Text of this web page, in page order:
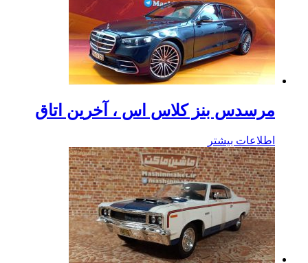
مرسدس بنز کلاس اس ، آخرین اتاق
اطلاعات بیشتر